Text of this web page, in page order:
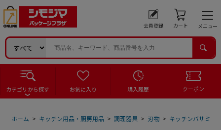
会員登録 カート メニュー
カテゴリから探す お気に入り 購入履歴 クーポン
ホーム > キッチン用品・厨房用品 > 調理器具 > 刃物 > キッチンバサミ